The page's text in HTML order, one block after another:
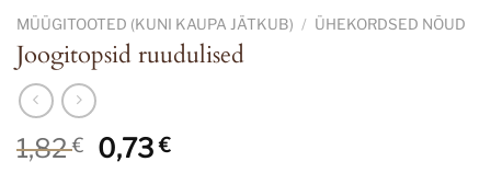
MÜÜGITOOTED (KUNI KAUPA JÄTKUB) / ÜHEKORDSED NÕUD
Joogitopsid ruudulised
1,82€
Algne
0,73€Current